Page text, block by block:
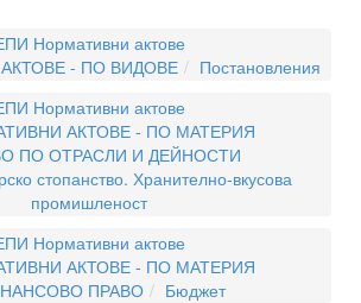
Нормативни актове
- ПО ВИДОВЕ
Постановления
Нормативни актове
АКТОВЕ - ПО МАТЕРИЯ
ПО ОТРАСЛИ И ДЕЙНОСТИ
стопанство. Хранително-вкусова
промишленост
Нормативни актове
АКТОВЕ - ПО МАТЕРИЯ
ПРАВО
Бюджет